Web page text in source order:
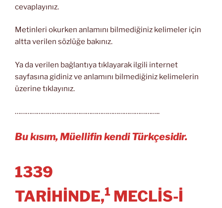
cevaplayınız.
Metinleri okurken anlamını bilmediğiniz kelimeler için
altta verilen sözlüğe bakınız.
Ya da verilen bağlantıya tıklayarak ilgili internet
sayfasına gidiniz ve anlamını bilmediğiniz kelimelerin
üzerine tıklayınız.
……………………………………………………………………..
Bu kısım, Müellifin kendi Türkçesidir.
1339
TARİHİNDE,1 MECLİS-İ